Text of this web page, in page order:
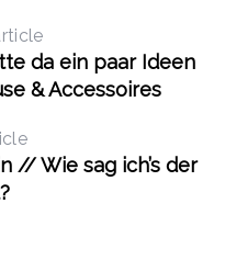
da ein paar Ideen
& Accessoires
// Wie sag ich’s der